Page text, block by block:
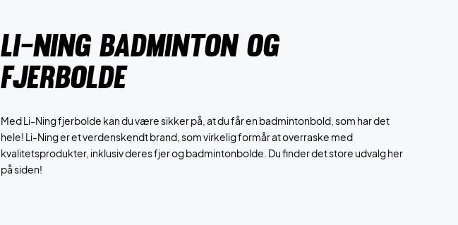
li-ning badminton og
fjerbolde
Med Li-Ning fjerbolde kan du være sikker på, at du får en badmintonbold, som har det
hele! Li-Ning er et verdenskendt brand, som virkelig formår at overraske med
kvalitetsprodukter, inklusiv deres fjer og badmintonbolde. Du finder det store udvalg her
på siden!